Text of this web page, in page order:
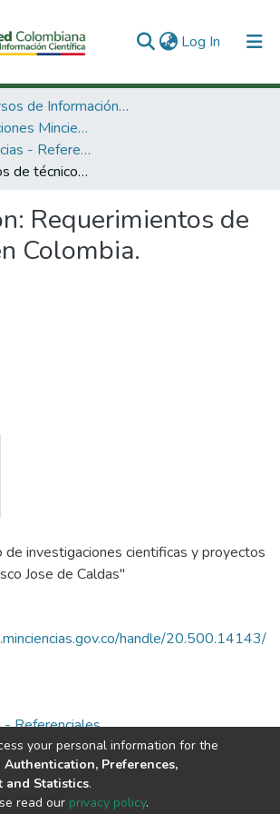
Log In (current)
3. Recursos de Información Científica y Tecnológica
3.2.2. Publicaciones Minciencias
Libros Minciencias - Referenciales
Requerimientos de técnicos en Colombia.
Requerimientos de
Colombia.
de investigaciones cientificas y proyectos
Jose de Caldas"
handle/20.500.14143/
- Referenciales
your personal information for the
Authentication, Preferences,
and Statistics.
read our privacy policy.